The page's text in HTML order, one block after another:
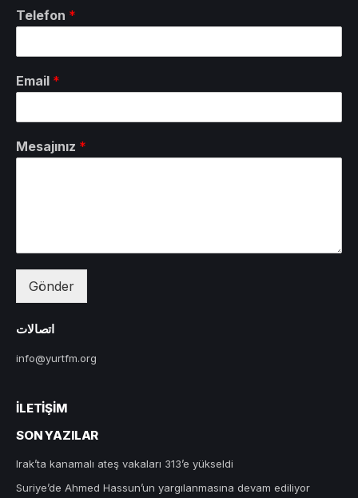
Telefon *
Email *
Mesajınız *
Gönder
اتصالات
info@yurtfm.org
İLETIŞIM
SON YAZILAR
Irak’ta kanamalı ateş vakaları 313’e yükseldi
Suriye’de Ahmed Hassun’un yargılanmasına devam ediliyor